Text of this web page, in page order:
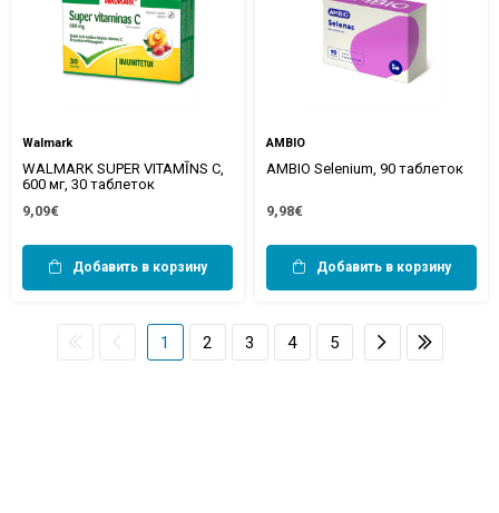
Walmark
WALMARK SUPER VITAMĪNS C,
600 мг, 30 таблеток
9,09€
Добавить в корзину
AMBIO
AMBIO Selenium, 90 таблеток
9,98€
Добавить в корзину
1 2 3 4 5